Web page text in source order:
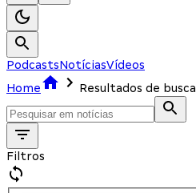
PodcastsNotíciasVídeos
Home
Resultados de busca
Filtros